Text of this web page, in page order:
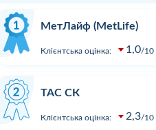
МетЛайф (MetLife)
Клієнтська оцінка: 1,0 10
ТАС СК
Клієнтська оцінка: 2,3 10